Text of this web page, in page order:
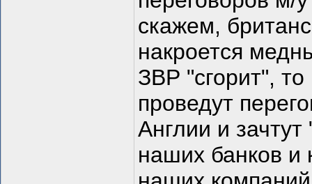
скажем,
накроется
ЗВР "сгорит",
проведут
Англии и
наших банков и